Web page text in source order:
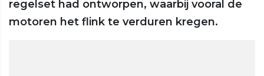
regelset had ontworpen, waarbij vooral de
motoren het flink te verduren kregen.